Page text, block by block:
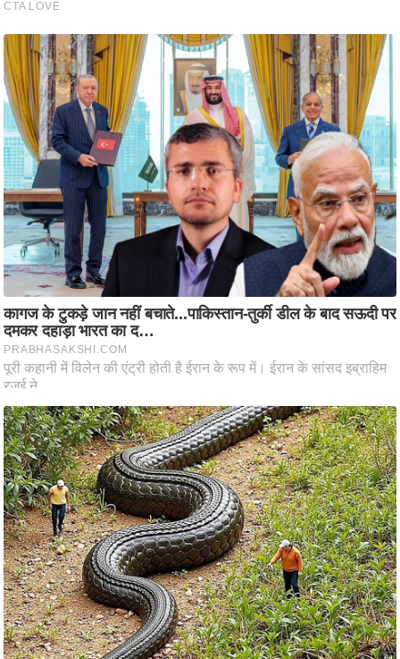
ज
नी
ति
वि
श्ले
ष
ण
स
म
सा
यि
क
मा
तृ
भू
मि
स्तं
भ
ए
म
.
आ
र
.
आ